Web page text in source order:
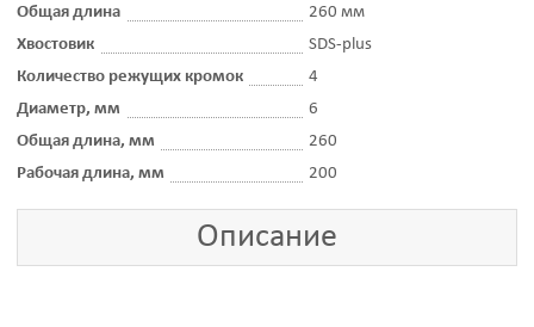
Общая длина
260 мм
Хвостовик
SDS-plus
Количество режущих кромок
4
Диаметр, мм
6
Общая длина, мм
260
Рабочая длина, мм
200
Описание